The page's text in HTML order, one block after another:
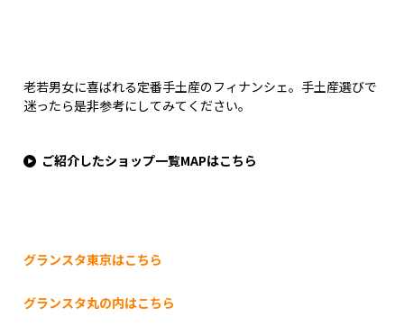
老若男女に喜ばれる定番手土産のフィナンシェ。手土産選びで
迷ったら是非参考にしてみてください。
ご紹介したショップ一覧MAPはこちら
グランスタ東京はこちら
グランスタ丸の内はこちら